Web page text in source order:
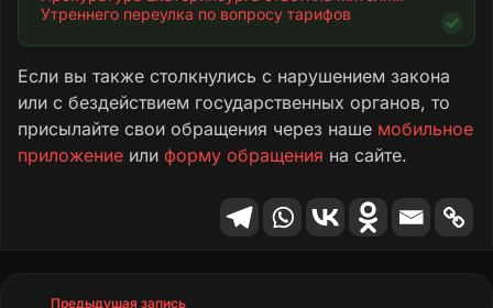
Утреннего переулка по вопросу тарифов
Если вы также столкнулись с нарушением закона
или с бездействием государственных органов, то
присылайте свои обращения через наше мобильное
приложение или форму обращения на сайте.
Предыдущая запись